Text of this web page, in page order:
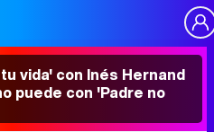
vida' con Inés Hernand
puede con 'Padre no